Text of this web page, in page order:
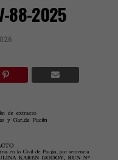
88-2025